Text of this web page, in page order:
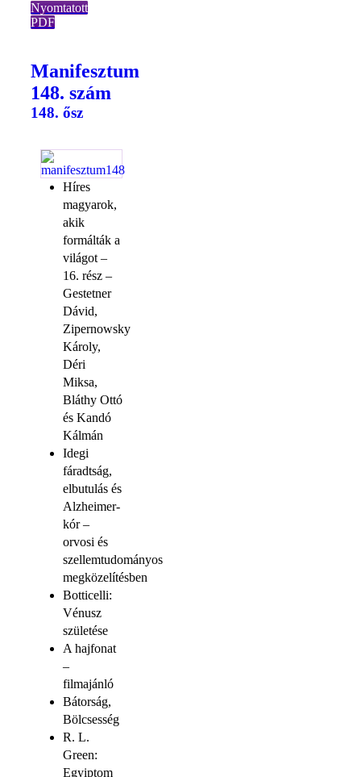
Nyomtatott
PDF
Manifesztum
148. szám
148. ősz
Híres
magyarok,
akik
formálták a
világot –
16. rész –
Gestetner
Dávid,
Zipernowsky
Károly,
Déri
Miksa,
Bláthy Ottó
és Kandó
Kálmán
Idegi
fáradtság,
elbutulás és
Alzheimer-
kór –
orvosi és
szellemtudományos
megközelítésben
Botticelli:
Vénusz
születése
A hajfonat
–
filmajánló
Bátorság,
Bölcsesség
R. L.
Green:
Egyiptom